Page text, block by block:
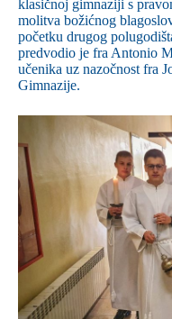
klasičnoj gimnaziji s
molitva božićnog
početku drugog
predvodio je fra Antonio
učenika uz nazočnost fra
Gimnazije.